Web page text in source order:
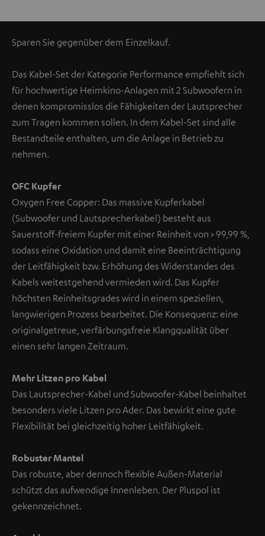
Sparen Sie gegenüber dem Einzelkauf.
Das Kabel-Set der Kategorie Performance empfiehlt sich
für hochwertige Heimkino-Anlagen mit 2 Subwoofern in
denen kompromisslos die Fähigkeiten der Lautsprecher
zum Tragen kommen sollen. In dem Kabel-Set sind alle
Bestandteile enthalten, um die Anlage in Betrieb zu
nehmen.
OFC Kupfer
Oxygen Free Copper: Das massive Kupferkabel
(Subwoofer und Lautsprecherkabel) besteht aus
Sauerstoff-freiem Kupfer mit einer Reinheit von > 99,99 %,
sodass eine Oxidation und damit eine Beeinträchtigung
der Leitfähigkeit bzw. Erhöhung des Widerstandes des
Kabels weitestgehend vermieden wird. Das Kupfer
höchsten Reinheitsgrades wird in einem speziellen,
langwierigen Prozess bearbeitet. Die Konsequenz: eine
originalgetreue, verfärbungsfreie Klangqualität über
einen sehr langen Zeitraum.
Mehr Litzen pro Kabel
Das Lautsprecher-Kabel und Subwoofer-Kabel beinhaltet
besonders viele Litzen pro Ader. Das bewirkt eine gute
Flexibilität bei gleichzeitig hoher Leitfähigkeit.
Robuster Mantel
Das robuste, aber dennoch flexible Außen-Material
schützt das aufwendige Innenleben. Der Pluspol ist
gekennzeichnet.